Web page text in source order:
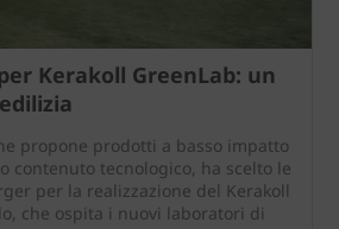
Kerakoll GreenLab: un
propone prodotti a basso impatto
contenuto tecnologico, ha scelto le
per la realizzazione del Kerakoll
che ospita i nuovi laboratori di